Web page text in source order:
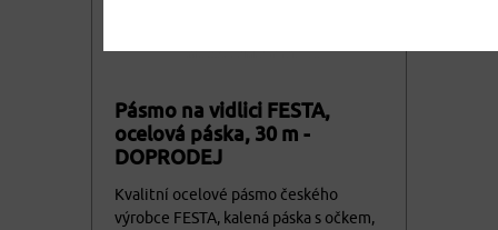
Pásmo na vidlici FESTA,
ocelová páska, 30 m -
DOPRODEJ
Kvalitní ocelové pásmo českého
výrobce FESTA, kalená páska s očkem,